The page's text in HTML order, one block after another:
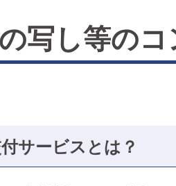
写し等の
サービスとは？